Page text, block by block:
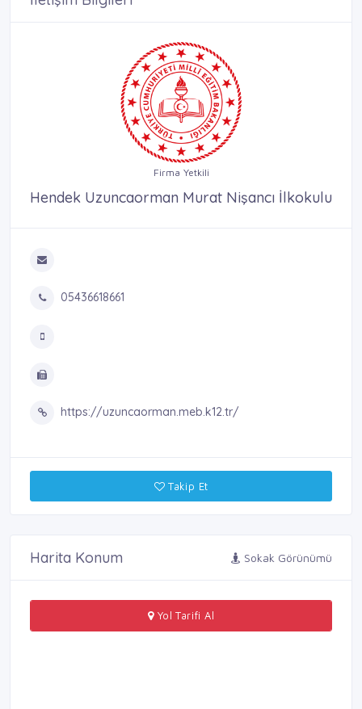
Firma Yetkili
Hendek Uzuncaorman Murat Nişancı İlkokulu
05436618661
https://uzuncaorman.meb.k12.tr/
Takip Et
Harita Konum Sokak Görünümü
Yol Tarifi Al